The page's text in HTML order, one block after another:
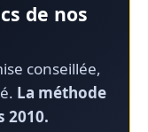
de nos
conseillée,
La méthode
2010.